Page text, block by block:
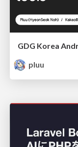
pluu